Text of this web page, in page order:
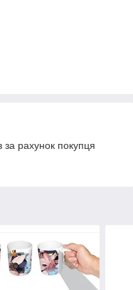
рахунок покупця